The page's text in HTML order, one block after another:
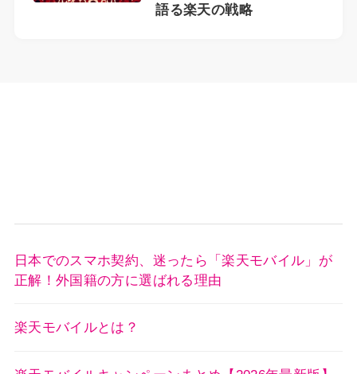
語る楽天の戦略
日本でのスマホ契約、迷ったら「楽天モバイル」が
正解！外国籍の方に選ばれる理由
楽天モバイルとは？